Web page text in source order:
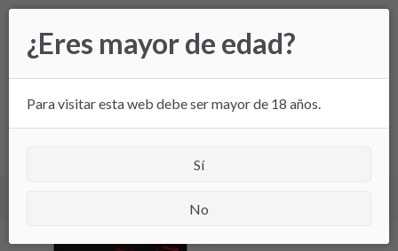
la
navegación
al
contenido
¿Eres mayor de edad?
Para visitar esta web debe ser mayor de 18 años.
Sí
No